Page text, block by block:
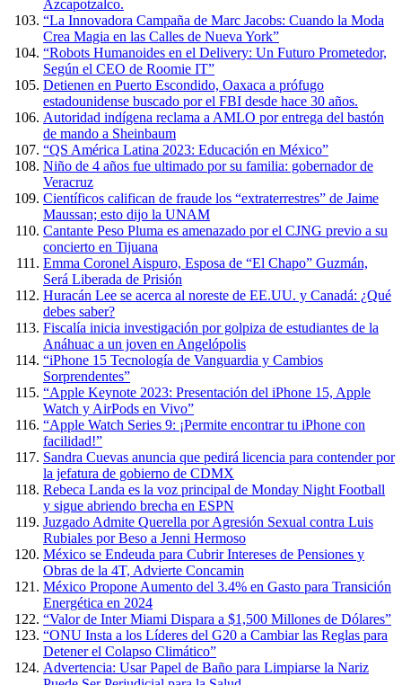
Azcapotzalco.
“La Innovadora Campaña de Marc Jacobs: Cuando la Moda
Crea Magia en las Calles de Nueva York”
“Robots Humanoides en el Delivery: Un Futuro Prometedor,
Según el CEO de Roomie IT”
Detienen en Puerto Escondido, Oaxaca a prófugo
estadounidense buscado por el FBI desde hace 30 años.
Autoridad indígena reclama a AMLO por entrega del bastón
de mando a Sheinbaum
“QS América Latina 2023: Educación en México”
Niño de 4 años fue ultimado por su familia: gobernador de
Veracruz
Científicos califican de fraude los “extraterrestres” de Jaime
Maussan; esto dijo la UNAM
Cantante Peso Pluma es amenazado por el CJNG previo a su
concierto en Tijuana
Emma Coronel Aispuro, Esposa de “El Chapo” Guzmán,
Será Liberada de Prisión
Huracán Lee se acerca al noreste de EE.UU. y Canadá: ¿Qué
debes saber?
Fiscalía inicia investigación por golpiza de estudiantes de la
Anáhuac a un joven en Angelópolis
“iPhone 15 Tecnología de Vanguardia y Cambios
Sorprendentes”
“Apple Keynote 2023: Presentación del iPhone 15, Apple
Watch y AirPods en Vivo”
“Apple Watch Series 9: ¡Permite encontrar tu iPhone con
facilidad!”
Sandra Cuevas anuncia que pedirá licencia para contender por
la jefatura de gobierno de CDMX
Rebeca Landa es la voz principal de Monday Night Football
y sigue abriendo brecha en ESPN
Juzgado Admite Querella por Agresión Sexual contra Luis
Rubiales por Beso a Jenni Hermoso
México se Endeuda para Cubrir Intereses de Pensiones y
Obras de la 4T, Advierte Concamin
México Propone Aumento del 3.4% en Gasto para Transición
Energética en 2024
“Valor de Inter Miami Dispara a $1,500 Millones de Dólares”
“ONU Insta a los Líderes del G20 a Cambiar las Reglas para
Detener el Colapso Climático”
Advertencia: Usar Papel de Baño para Limpiarse la Nariz